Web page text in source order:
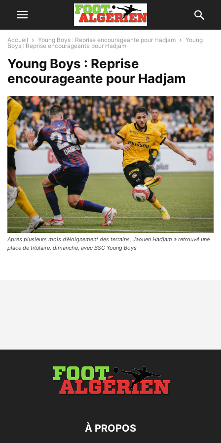
Accueil Young Boys : Reprise encourageante pour Hadjam
Young
Boys : Reprise encourageante pour Hadjam
Young Boys : Reprise
encourageante pour Hadjam
Après plusieurs mois d’éloignement des terrains, Jaouen Hadjam a retrouvé une
place de titulaire, dimanche, avec BSC Young Boys
À PROPOS